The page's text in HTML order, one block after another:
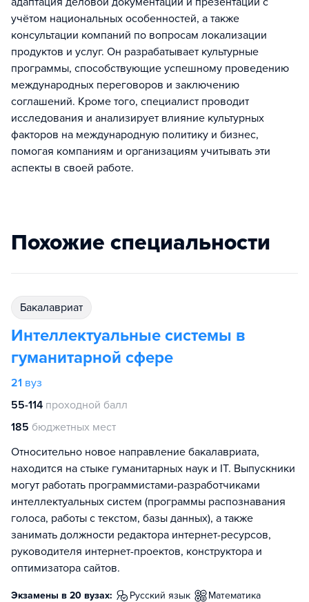
учётом национальных особенностей, а также
консультации компаний по вопросам локализации
продуктов и услуг. Он разрабатывает культурные
программы, способствующие успешному проведению
международных переговоров и заключению
соглашений. Кроме того, специалист проводит
исследования и анализирует влияние культурных
факторов на международную политику и бизнес,
помогая компаниям и организациям учитывать эти
аспекты в своей работе.
Похожие специальности
бакалавриат
Интеллектуальные системы в
гуманитарной сфере
21 вуз
55-114 проходной балл
185 бюджетных мест
Относительно новое направление бакалавриата,
находится на стыке гуманитарных наук и IT. Выпускники
могут работать программистами-разработчиками
интеллектуальных систем (программы распознавания
голоса, работы с текстом, базы данных), а также
занимать должности редактора интернет-ресурсов,
руководителя интернет-проектов, конструктора и
оптимизатора сайтов.
Экзамены в 20 вузах: русский язык
математика